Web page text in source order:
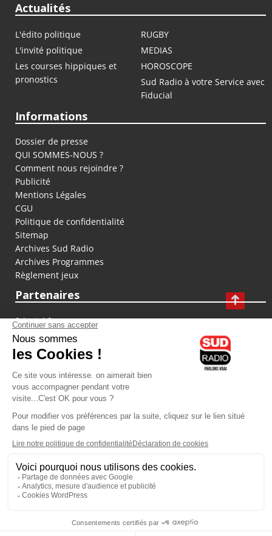
Actualités
L'édito politique
RUGBY
L'invité politique
MEDIAS
Les courses hippiques et
pronostics
HOROSCOPE
Sud Radio à votre Service avec
Fiducial
Informations
Dossier de presse
QUI SOMMES-NOUS ?
Comment nous rejoindre ?
Publicité
Mentions Légales
CGU
Politique de confidentialité
Sitemap
Archives Sud Radio
Archives Programmes
Règlement jeux
Partenaires
fiducial.fr
lyoncapitale.fr
olympique-et-lyonnais.com
L'application Iphone / Android
Téléchargez l'application
Les cookies
Gestion des cookies
Crédit photos : ©Sud Radio / Pierre Olivier